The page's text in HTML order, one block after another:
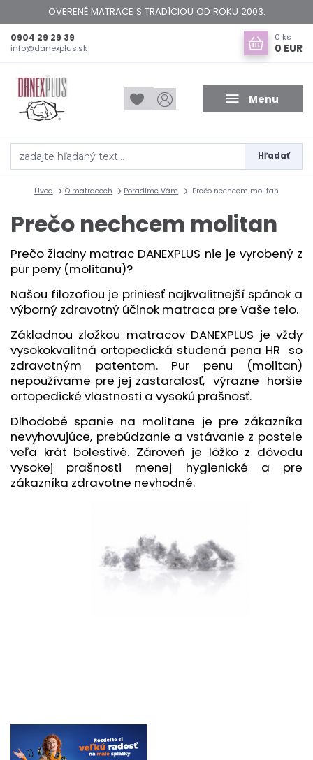
OVERENÉ MATRACE S TRADÍCIOU OD ROKU 2003.
Menu
Hľadať
0904 29 29 39
info@danexplus.sk
0 ks
0 EUR
Úvod O matracoch Poradíme Vám Prečo nechcem molitan
Prečo nechcem molitan
Prečo žiadny matrac DANEXPLUS nie je vyrobený z
pur peny (molitanu)?
Našou filozofiou je priniesť najkvalitnejší spánok a
výborný zdravotný účinok matraca pre Vaše telo.
Základnou zložkou matracov DANEXPLUS je vždy
vysokokvalitná ortopedická studená pena HR so
zdravotným patentom. Pur penu (molitan)
nepoužívame pre jej zastaralosť, výrazne horšie
ortopedické vlastnosti a vysokú prašnosť.
Dlhodobé spanie na molitane je pre zákazníka
nevyhovujúce, prebúdzanie a vstávanie z postele
veľa krát bolestivé. Zároveň je lôžko z dôvodu
vysokej prašnosti menej hygienické a pre
zákazníka zdravotne nevhodné.